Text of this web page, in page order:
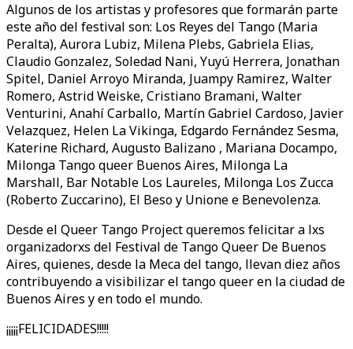
Algunos de los artistas y profesores que formarán parte
este año del festival son: Los Reyes del Tango (Maria
Peralta), Aurora Lubiz, Milena Plebs, Gabriela Elias,
Claudio Gonzalez, Soledad Nani, Yuyú Herrera, Jonathan
Spitel, Daniel Arroyo Miranda, Juampy Ramirez, Walter
Romero, Astrid Weiske, Cristiano Bramani, Walter
Venturini, Anahí Carballo, Martín Gabriel Cardoso, Javier
Velazquez, Helen La Vikinga, Edgardo Fernández Sesma,
Katerine Richard, Augusto Balizano , Mariana Docampo,
Milonga Tango queer Buenos Aires, Milonga La
Marshall, Bar Notable Los Laureles, Milonga Los Zucca
(Roberto Zuccarino), El Beso y Unione e Benevolenza.
Desde el Queer Tango Project queremos felicitar a lxs
organizadorxs del Festival de Tango Queer De Buenos
Aires, quienes, desde la Meca del tango, llevan diez años
contribuyendo a visibilizar el tango queer en la ciudad de
Buenos Aires y en todo el mundo.
¡¡¡¡¡FELICIDADES!!!!!